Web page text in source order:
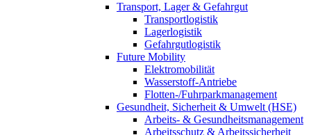
Transport, Lager & Gefahrgut
Transportlogistik
Lagerlogistik
Gefahrgutlogistik
Future Mobility
Elektromobilität
Wasserstoff-Antriebe
Flotten-/Fuhrparkmanagement
Gesundheit, Sicherheit & Umwelt (HSE)
Arbeits- & Gesundheitsmanagement
Arbeitsschutz & Arbeitssicherheit